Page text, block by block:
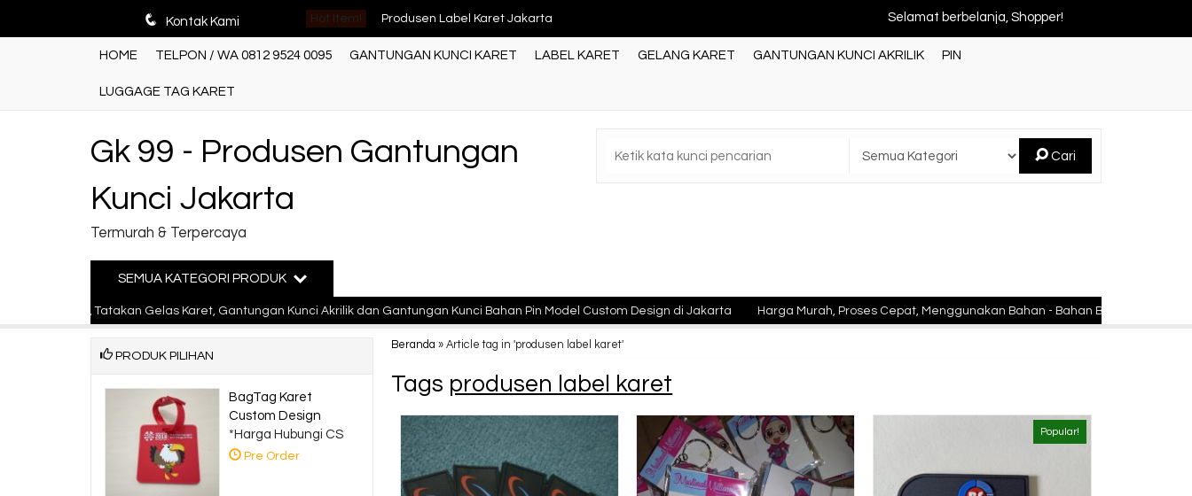
q Kontak Kami Hot Item! Produsen Label Karet Jakarta
Produsen Gantungan Kunci Akrilik Jakarta
Gantungan kunci karet custom Murah
Produsen Label Karet Jakarta
Selamat berbelanja, Shopper!
HOME TELPON / WA 0812 9524 0095 GANTUNGAN KUNCI KARET LABEL KARET GELANG KARET GANTUNGAN KUNCI AKRILIK PIN
LUGGAGE TAG KARET
Gk 99 - Produsen Gantungan
Kunci Jakarta
Termurah & Terpercaya
Cari
SEMUA KATEGORI PRODUK
Tatakan Gelas Karet, Gantungan Kunci Akrilik dan Gantungan Kunci Bahan Pin Model Custom Design di Jakarta Harga Murah, Proses Cepat, Menggunakan Bahan - Bahan Berkualitas Standar
Beranda »Article tag in 'produsen label karet'
Tags produsen label karet
Popular!
PRODUK PILIHAN
BagTag Karet
Custom Design
*Harga Hubungi CS
Pre Order
Produsen Gantungan
Kunci Karet....
*Harga Hubungi CS
Pre Order